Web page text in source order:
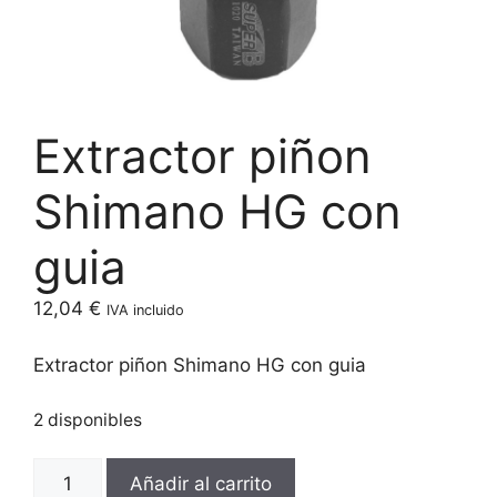
Extractor piñon
Shimano HG con
guia
12,04 € IVA incluido
Extractor piñon Shimano HG con guia
2 disponibles
Extractor
Añadir al carrito